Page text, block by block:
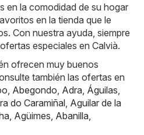
en la comodidad de su hogar
en la tienda que le
Con nuestra ayuda, siempre
especiales en Calvià.
ofrecen muy buenos
también las ofertas en
Abegondo Adra Águilas
do Caramiñal Aguilar de la
Agüimes Abanilla